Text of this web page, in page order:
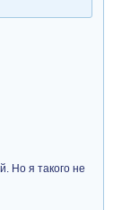
Но я такого не